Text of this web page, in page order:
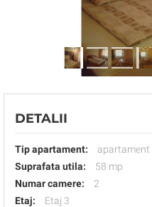
DETALII
Tip apartament:
apartament
Suprafata utila:
58 mp
Numar camere:
2
Etaj:
Etaj 3